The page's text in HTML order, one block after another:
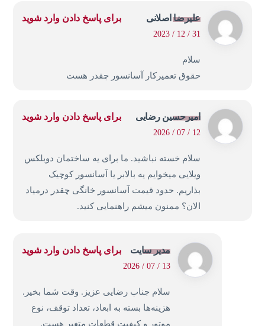
علیرضا اصلانی
31 / 12 / 2023
سلام
حقوق تعمیرکار آسانسور چقدر هست
برای پاسخ دادن وارد شوید
امیرحسین رضایی
12 / 07 / 2026
سلام خسته نباشید. ما برای یه ساختمان دوبلکس
ویلایی میخوایم یه بالابر یا آسانسور کوچیک
بذاریم. حدود قیمت آسانسور خانگی چقدر درمیاد
الان؟ ممنون میشم راهنمایی کنید.
برای پاسخ دادن وارد شوید
مدیر سایت
13 / 07 / 2026
سلام جناب رضایی عزیز. وقت شما بخیر.
هزینه‌ها بسته به ابعاد، تعداد توقف، نوع
موتور و کیفیت قطعات متغیر هست.
برای پاسخ دادن وارد شوید